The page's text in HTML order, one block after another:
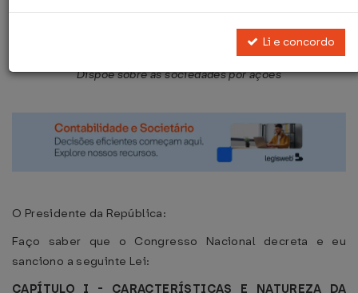
Publicado no DOU em 17 dez 1976
Dispõe sobre as sociedades por ações
O Presidente da República:
Faço saber que o Congresso Nacional decreta e eu
sanciono a seguinte Lei:
CAPÍTULO I - CARACTERÍSTICAS E NATUREZA DA
Li e concordo